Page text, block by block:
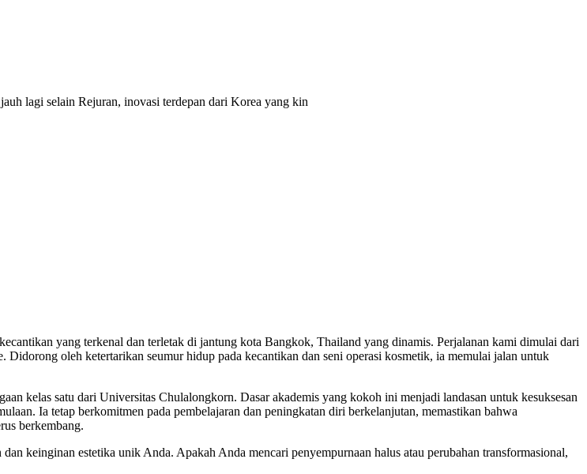
lagi selain Rejuran, inovasi terdepan dari Korea yang kin
yang terkenal dan terletak di jantung kota Bangkok, Thailand yang dinamis. Perjalanan kami dimulai dari
oleh ketertarikan seumur hidup pada kecantikan dan seni operasi kosmetik, ia memulai jalan untuk
kelas satu dari Universitas Chulalongkorn. Dasar akademis yang kokoh ini menjadi landasan untuk kesuksesan
Ia tetap berkomitmen pada pembelajaran dan peningkatan diri berkelanjutan, memastikan bahwa
berkembang.
keinginan estetika unik Anda. Apakah Anda mencari penyempurnaan halus atau perubahan transformasional,